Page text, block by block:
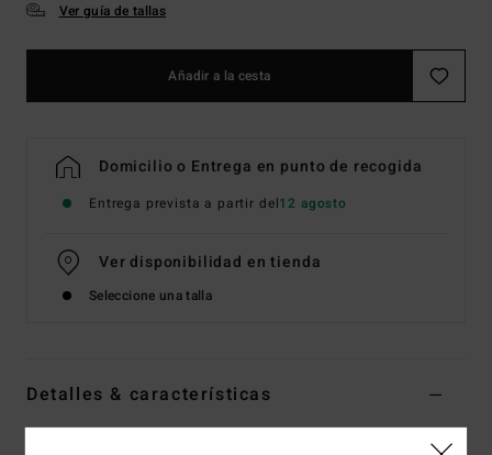
Ver guía de tallas
Añadir a la cesta
Domicilio o Entrega en punto de recogida
Entrega prevista a partir del12 agosto
Ver disponibilidad en tienda
Seleccione una talla
Detalles & características